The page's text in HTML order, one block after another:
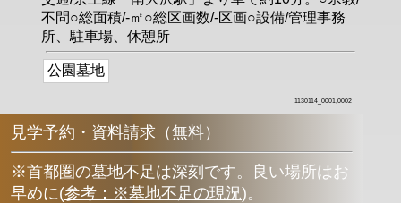
不問○総面積/-㎡○総区画数/-区画○設備/管理事務
所、駐車場、休憩所
公園墓地
1130114_0001,0002
見学予約・資料請求（無料）
※首都圏の墓地不足は深刻です。良い場所はお
早めに(参考：※墓地不足の現況)。